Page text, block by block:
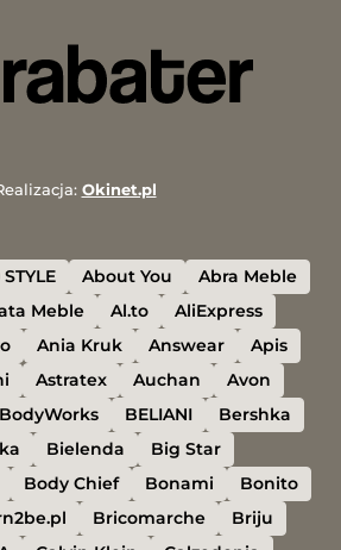
Okinet.pl
About You
Abra Meble
Meble Al.to
AliExpress
Ania Kruk Answear
Apis
Astratex Auchan
Avon
BELIANI
Bershka
Bielenda
Big Star
Body Chief Bonami
Bonito
Bricomarche
Briju